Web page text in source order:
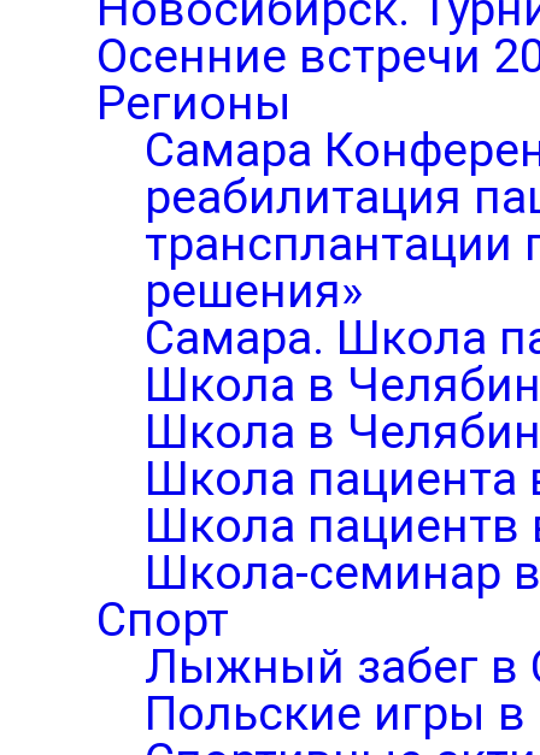
Осенние встречи
Регионы
Самара
реабилитация
трансплантации
решения»
Самара. Школа
Школа в
Школа в
Школа пациента
Школа пациентв
Школа-семинар
Спорт
Лыжный забег в
Польские игры в